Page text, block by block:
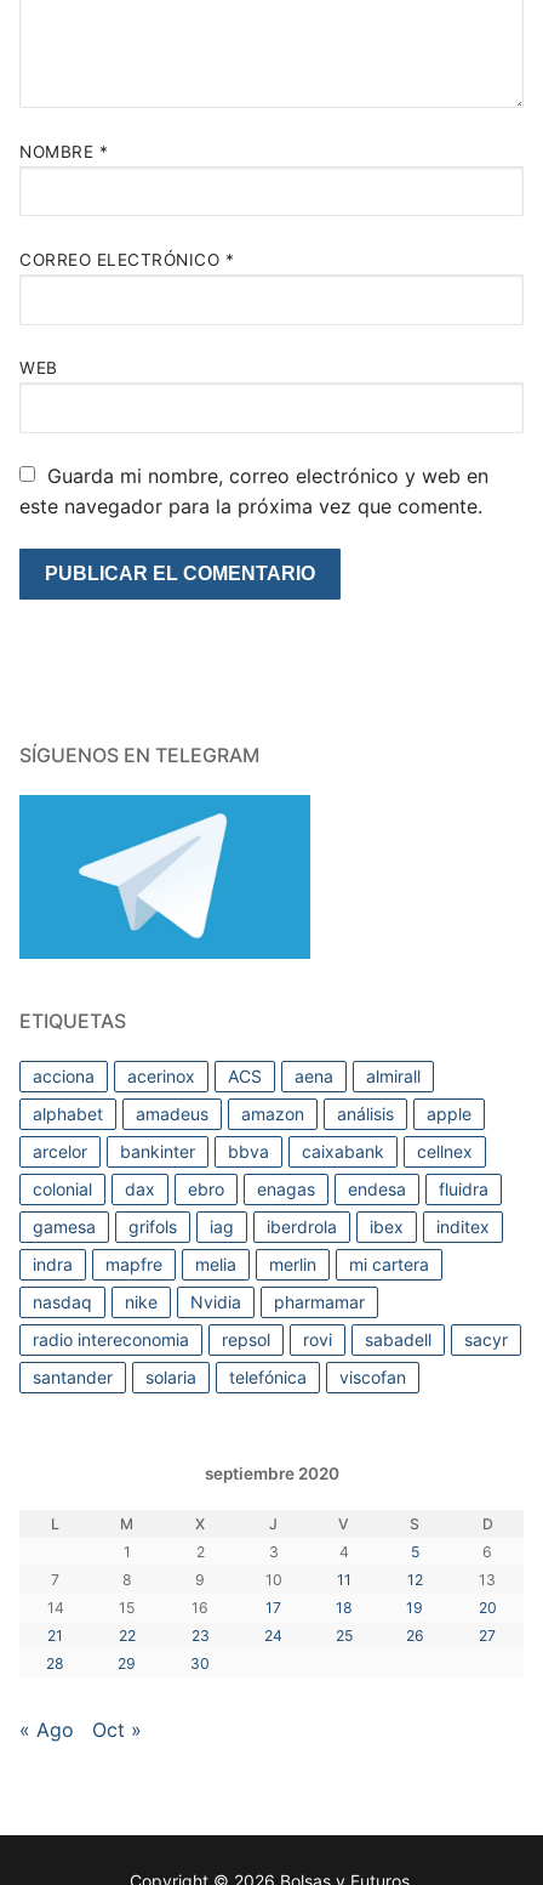
NOMBRE *
CORREO ELECTRÓNICO *
WEB
Guarda mi nombre, correo electrónico y web en
este navegador para la próxima vez que comente.
SÍGUENOS EN TELEGRAM
ETIQUETAS
acciona acerinox ACS aena
almirall
alphabet
amadeus amazon análisis
apple
arcelor
bankinter bbva caixabank
cellnex
colonial
dax ebro enagas endesa
fluidra
gamesa
grifols iag iberdrola ibex
inditex
indra
mapfre melia merlin
mi cartera
nasdaq
nike Nvidia
pharmamar
radio intereconomia
repsol rovi sabadell
sacyr
santander
solaria telefónica viscofan
septiembre 2020
L M X J V S
D
1
2 3 4 5
6
7
8 9 10 11 12
13
14
15 16 17 18 19
20
21
22 23 24 25 26
27
28
29 30
« Ago Oct »
Copyright © 2026 Bolsas y Futuros.